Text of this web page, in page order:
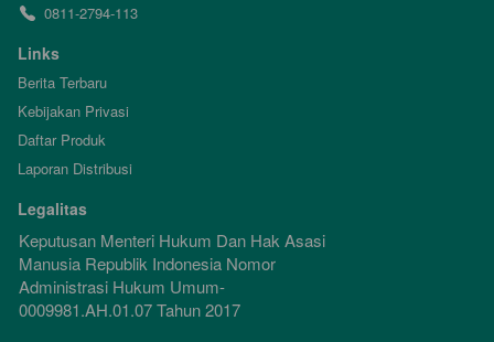
0811-2794-113
Links
Berita Terbaru
Kebijakan Privasi
Daftar Produk
Laporan Distribusi
Legalitas
Keputusan Menteri Hukum Dan Hak Asasi
Manusia Republik Indonesia Nomor
Administrasi Hukum Umum-
0009981.AH.01.07 Tahun 2017